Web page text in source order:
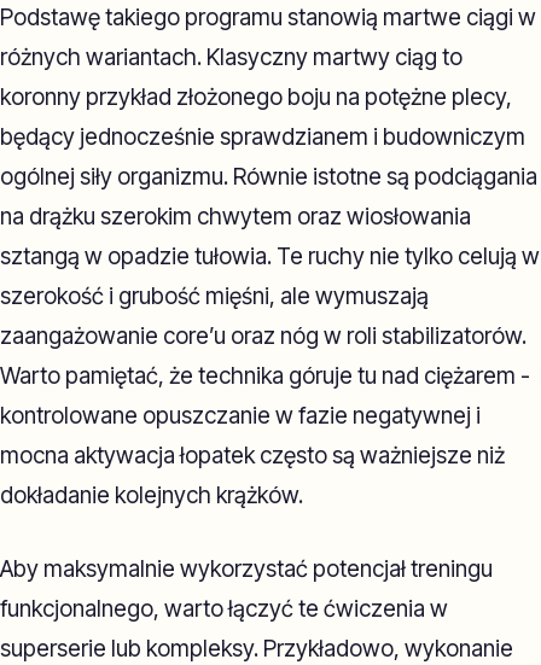
Podstawę takiego programu stanowią martwe ciągi w
różnych wariantach. Klasyczny martwy ciąg to
koronny przykład złożonego boju na potężne plecy,
będący jednocześnie sprawdzianem i budowniczym
ogólnej siły organizmu. Równie istotne są podciągania
na drążku szerokim chwytem oraz wiosłowania
sztangą w opadzie tułowia. Te ruchy nie tylko celują w
szerokość i grubość mięśni, ale wymuszają
zaangażowanie core’u oraz nóg w roli stabilizatorów.
Warto pamiętać, że technika góruje tu nad ciężarem -
kontrolowane opuszczanie w fazie negatywnej i
mocna aktywacja łopatek często są ważniejsze niż
dokładanie kolejnych krążków.
Aby maksymalnie wykorzystać potencjał treningu
funkcjonalnego, warto łączyć te ćwiczenia w
superserie lub kompleksy. Przykładowo, wykonanie